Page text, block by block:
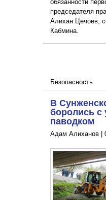
обязанности
председателя
Алихан Цечоев,
Кабмина.
Безопасность
В
боролись
паводком
Адам Алиханов |